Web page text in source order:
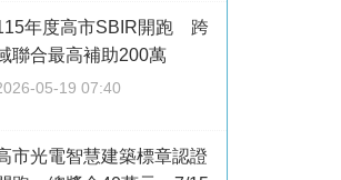
年度高市SBIR開跑 跨
聯合最高補助200萬
05-19 07:40
市光電智慧建築標章認證